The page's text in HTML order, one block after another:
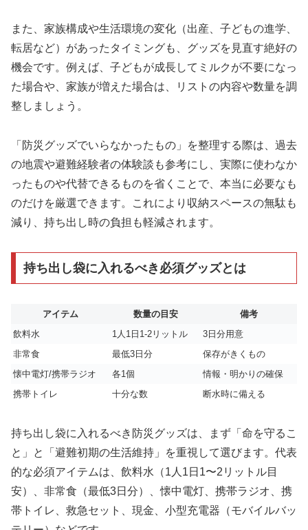
また、家族構成や生活環境の変化（出産、子どもの進学、
転居など）があったタイミングも、グッズを見直す絶好の
機会です。例えば、子どもが成長してミルクが不要になっ
た場合や、家族が増えた場合は、リストの内容や数量を調
整しましょう。
「防災グッズでいらなかったもの」を整理する際は、過去
の地震や避難経験者の体験談も参考にし、実際に使わなか
ったものや代替できるものを省くことで、本当に必要なも
のだけを厳選できます。これにより収納スペースの無駄も
減り、持ち出し時の負担も軽減されます。
持ち出し袋に入れるべき必須グッズとは
アイテム 数量の目安
備考
飲料水
1人1日1-2リットル
3日分用意
非常食
最低3日分
保存がきくもの
懐中電灯/携帯ラジオ
各1個
情報・明かりの確保
携帯トイレ
十分な数 断水時に備える
持ち出し袋に入れるべき防災グッズは、まず「命を守るこ
と」と「避難初期の生活維持」を重視して選びます。代表
的な必須アイテムは、飲料水（1人1日1〜2リットル目
安）、非常食（最低3日分）、懐中電灯、携帯ラジオ、携
帯トイレ、救急セット、現金、小型充電器（モバイルバッ